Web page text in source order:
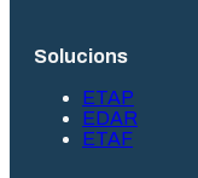
Solucions
ETAP
EDAR
ETAF